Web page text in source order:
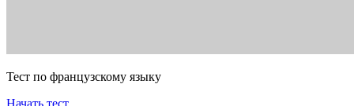
Тест по французскому языку
Начать тест